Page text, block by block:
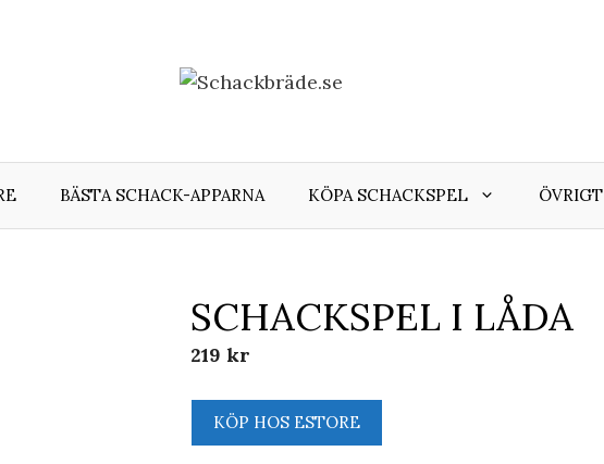
BÄSTA SCHACK-APPARNA KÖPA SCHACKSPEL ÖVRIGT
SCHACKSPEL I LÅDA
219kr
KÖP HOS ESTORE